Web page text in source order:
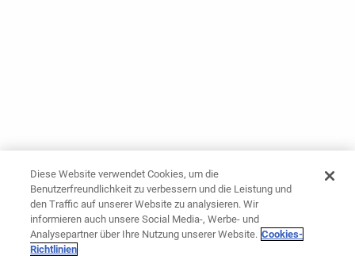
Diese Website verwendet Cookies, um die
Benutzerfreundlichkeit zu verbessern und die Leistung und
den Traffic auf unserer Website zu analysieren. Wir
informieren auch unsere Social Media-, Werbe- und
Analysepartner über Ihre Nutzung unserer Website. Cookies-
Richtlinien